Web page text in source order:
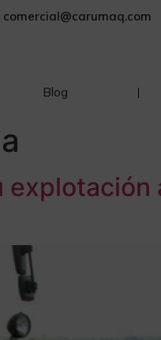
comercial@carumaq.com
Blog
explotación